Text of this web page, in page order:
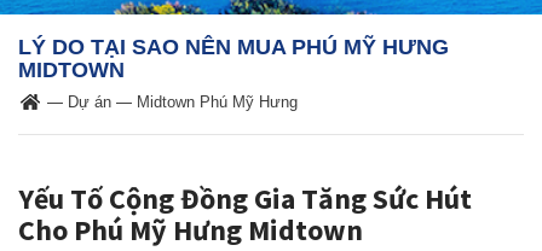
LÝ DO TẠI SAO NÊN MUA PHÚ MỸ HƯNG
MIDTOWN
— Dự án — Midtown Phú Mỹ Hưng
Yếu Tố Cộng Đồng Gia Tăng Sức Hút
Cho Phú Mỹ Hưng Midtown